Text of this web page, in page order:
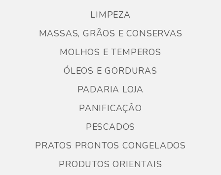
LIMPEZA
MASSAS, GRÃOS E CONSERVAS
MOLHOS E TEMPEROS
ÓLEOS E GORDURAS
PADARIA LOJA
PANIFICAÇÃO
PESCADOS
PRATOS PRONTOS CONGELADOS
PRODUTOS ORIENTAIS